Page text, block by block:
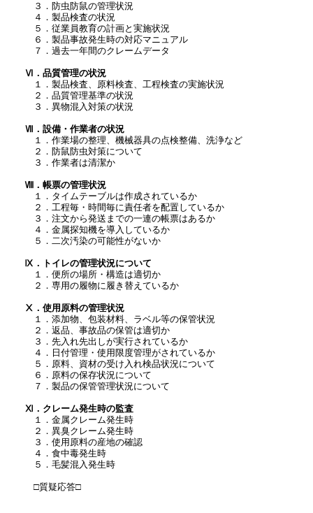
３．防虫防鼠の管理状況
４．製品検査の状況
５．従業員教育の計画と実施状況
６．製品事故発生時の対応マニュアル
７．過去一年間のクレームデータ
Ⅵ．品質管理の状況
１．製品検査、原料検査、工程検査の実施状況
２．品質管理基準の状況
３．異物混入対策の状況
Ⅶ．設備・作業者の状況
１．作業場の整理、機械器具の点検整備、洗浄など
２．防鼠防虫対策について
３．作業者は清潔か
Ⅷ．帳票の管理状況
１．タイムテーブルは作成されているか
２．工程毎・時間毎に責任者を配置しているか
３．注文から発送までの一連の帳票はあるか
４．金属探知機を導入しているか
５．二次汚染の可能性がないか
Ⅸ．トイレの管理状況について
１．便所の場所・構造は適切か
２．専用の履物に履き替えているか
Ⅹ．使用原料の管理状況
１．添加物、包装材料、ラベル等の保管状況
２．返品、事故品の保管は適切か
３．先入れ先出しが実行されているか
４．日付管理・使用限度管理がされているか
５．原料、資材の受け入れ検品状況について
６．原料の保存状況について
７．製品の保管管理状況について
Ⅺ．クレーム発生時の監査
１．金属クレーム発生時
２．異臭クレーム発生時
３．使用原料の産地の確認
４．食中毒発生時
５．毛髪混入発生時
□質疑応答□